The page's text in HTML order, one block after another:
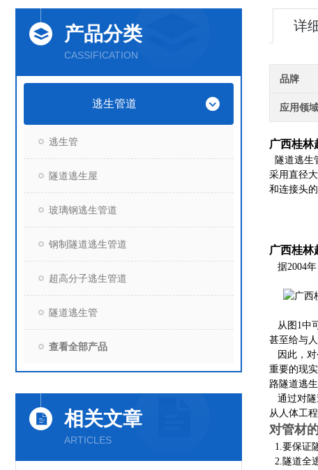
详
品牌
应用领域
广西桂林
隧道逃生
采用直径
和连接头
广西桂林
据2004年
图1公
从图1中
甚至给与
因此，对
重要的现
路隧道逃
通过对隧
从人体工
对管材
1.要保证
2.隧道全
产品分类
CASSIFICATION
逃生管道
逃生管
隧道逃生屋
玻璃钢逃生管道
钢制隧道逃生管道
超高分子逃生管道
隧道逃生管
查看全部产品
相关文章
ARTICLES